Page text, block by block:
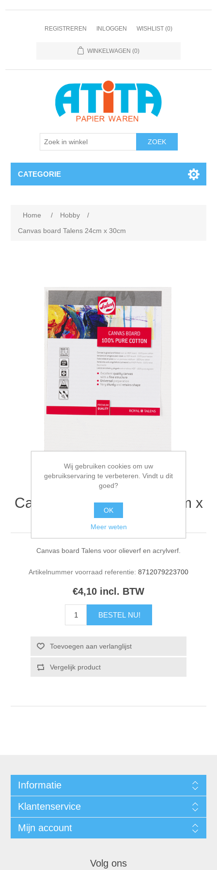
REGISTREREN INLOGGEN WISHLIST (0)
WINKELWAGEN (0)
CATEGORIE
Home / Hobby
/
Canvas board Talens 24cm x 30cm
Canvas board Talens 24cm x
30cm
Canvas board Talens voor olieverf en acrylverf.
Artikelnummer voorraad referentie: 8712079223700
€4,10 incl. BTW
Informatie
Klantenservice
Mijn account
Volg ons
Wij gebruiken cookies om uw
gebruikservaring te verbeteren. Vindt u dit
goed?
OK
Meer weten